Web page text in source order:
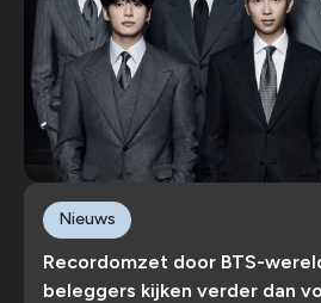
Recordomzet door BTS-
beleggers kijken verder dan
Nieuws